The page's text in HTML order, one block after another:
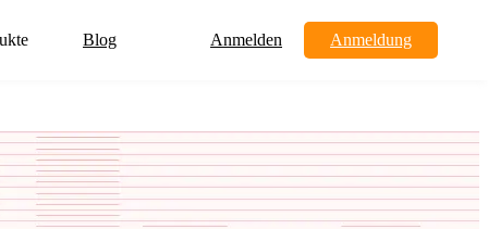
Blog Anmelden Anmeldung